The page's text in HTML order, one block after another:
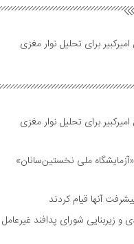
برای تحلیل نوار مغزی
برای تحلیل نوار مغزی
ملی نخستین‌سانان»
آنها قیام کردند
و زیربنایی شورای پدافند غیرعامل